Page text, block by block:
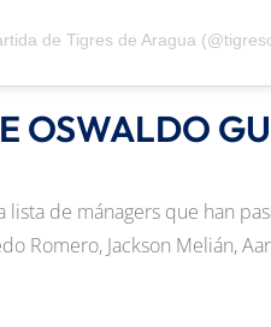
de Tigres de Aragua
OSWALDO
lista de mánagers que han
Romero, Jackson Melián,